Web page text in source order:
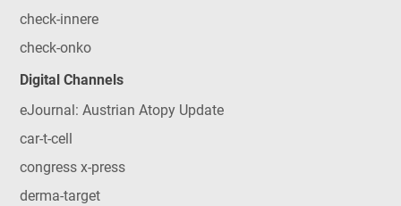
check-innere
check-onko
Digital Channels
eJournal: Austrian Atopy Update
car-t-cell
congress x-press
derma-target